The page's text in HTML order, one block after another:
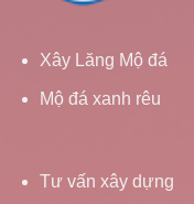
Xây Lăng Mộ đá
Mộ đá xanh rêu
Tư vấn xây dựng